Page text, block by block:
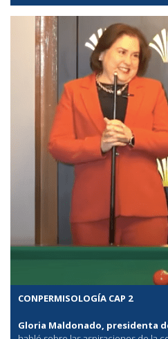
CONPERMISOLOGÍA CAP 2
Gloria Maldonado, presidenta